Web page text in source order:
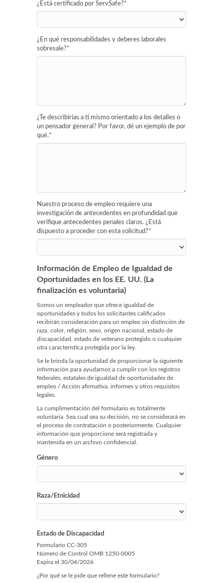
¿Está certificado por ServSafe?*
¿En qué responsabilidades y deberes laborales
sobresale?*
¿Te describirías a ti mismo orientado a los detalles o
un pensador general? Por favor, dé un ejemplo de por
qué.*
Nuestro proceso de empleo requiere una
investigación de antecedentes en profundidad que
verifique antecedentes penales claros. ¿Está
dispuesto a proceder con esta solicitud?*
Información de Empleo de Igualdad de
Oportunidades en los EE. UU. (La
finalización es voluntaria)
Somos un empleador que ofrece igualdad de
oportunidades y todos los solicitantes calificados
recibirán consideración para un empleo sin distinción de
raza, color, religión, sexo, origen nacional, estado de
discapacidad, estado de veterano protegido o cualquier
otra característica protegida por la ley.
Se le brinda la oportunidad de proporcionar la siguiente
información para ayudarnos a cumplir con los registros
federales, estatales de igualdad de oportunidades de
empleo / Acción afirmativa, informes y otros requisitos
legales.
La cumplimentación del formulario es totalmente
voluntaria. Sea cual sea su decisión, no se considerará en
el proceso de contratación o posteriormente. Cualquier
información que proporcione será registrada y
mantenida en un archivo confidencial.
Género
Raza/Etnicidad
Estado de Discapacidad
Formulario CC-305
Número de Control OMB 1250-0005
Expira el 30/04/2026
¿Por qué se le pide que rellene este formulario?